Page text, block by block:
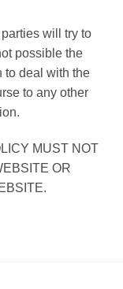
will try to
possible the
to deal with the
to any other
MUST NOT
OR